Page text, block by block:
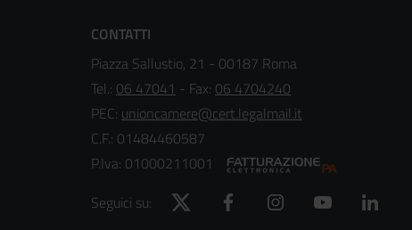
CONTATTI
Piazza Sallustio, 21 - 00187 Roma
Tel.: 06 47041 - Fax: 06 4704240
PEC: unioncamere@cert.legalmail.it
C.F.: 01484460587
P.Iva: 01000211001
Seguici su:
Twitter Facebook Instagram YouTube